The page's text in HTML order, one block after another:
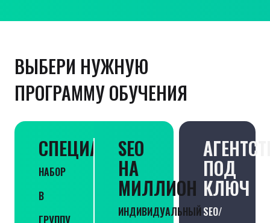
ВЫБЕРИ НУЖНУЮ
ПРОГРАММУ ОБУЧЕНИЯ
СПЕЦИАЛИСТ
НАБОР
В
SEO
НА
МИЛЛИОН
ИНДИВИДУАЛЬНЫЙ
ПОД
КЛЮЧ
SEO/